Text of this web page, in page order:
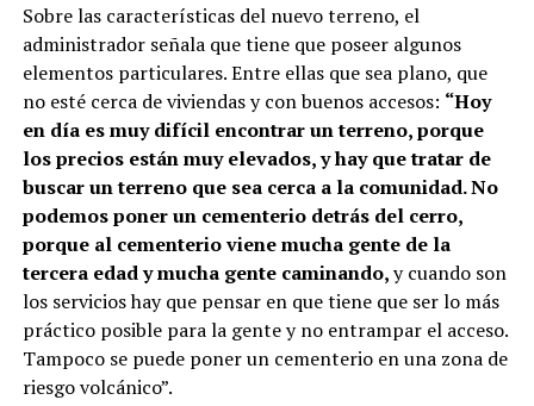
Sobre las características del nuevo terreno, el
administrador señala que tiene que poseer algunos
elementos particulares. Entre ellas que sea plano, que
no esté cerca de viviendas y con buenos accesos: “Hoy
en día es muy difícil encontrar un terreno, porque
los precios están muy elevados, y hay que tratar de
buscar un terreno que sea cerca a la comunidad. No
podemos poner un cementerio detrás del cerro,
porque al cementerio viene mucha gente de la
tercera edad y mucha gente caminando,y cuando son
los servicios hay que pensar en que tiene que ser lo más
práctico posible para la gente y no entrampar el acceso.
Tampoco se puede poner un cementerio en una zona de
riesgo volcánico”.